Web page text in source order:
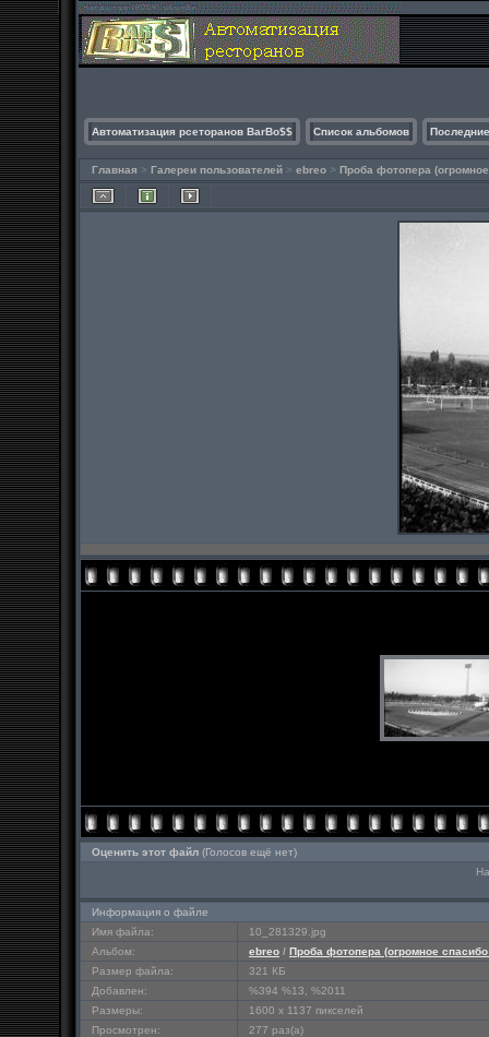
Автоматизация рсеторанов BarBo$$ Список альбомов
Главная > Галереи пользователей > ebreo > Проба фотопера
Оценить этот файл (Голосов ещё нет)
Информация о файле
Имя файла:
10_281329.jpg
Альбом:
ebreo / Проба фотопера (огромное
Размер файла:
321 КБ
Добавлен:
%394 %13, %2011
Размеры:
1600 x 1137 пикселей
Просмотрен:
277 раз(а)